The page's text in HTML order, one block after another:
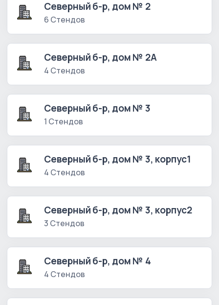
Северный б-р, дом № 2
6 Стендов
Северный б-р, дом № 2А
4 Стендов
Северный б-р, дом № 3
1 Стендов
Северный б-р, дом № 3, корпус1
4 Стендов
Северный б-р, дом № 3, корпус2
3 Стендов
Северный б-р, дом № 4
4 Стендов